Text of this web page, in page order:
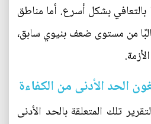
بالتعافي بشكل أسرع. أما مناطق
من مستوى ضعف بنيوي سابق،
تلك المتعلقة بالحد الأدنى